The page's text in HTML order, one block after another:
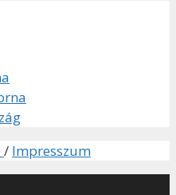
/ Impresszum